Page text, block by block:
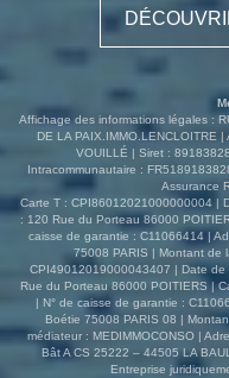
offrant un potentiel
espaces selon vos envies. À l'extérieur, profitez
jardin, parfait pour se
cave pour le rangement. Cette maison est une
opportunité à ne pas manquer !
visiter cette belle propriété ! Le standard
vos agences est
18h30 sans
sur les risques
disponibles sur le site
www.georisques.gouv.fr
Affichage des informations légales :
DE LA PAIX.IMMO.LENCLOITRE
VOUILLÉ | Siret :
Intracommunautaire :
Assurance
Carte T : CPI86012021000000004 |
: 120 Rue du Porteau 86000
caisse de garantie : C11066414 |
75008 PARIS | Montant de
CPI49012019000043407 | Date
Rue du Porteau 86000 POITIERS |
| N° de caisse de garantie :
Boétie 75008 PARIS 08 |
médiateur : MEDIMMOCONSO |
Bât A CS 25222 – 44505 LA
Entreprise